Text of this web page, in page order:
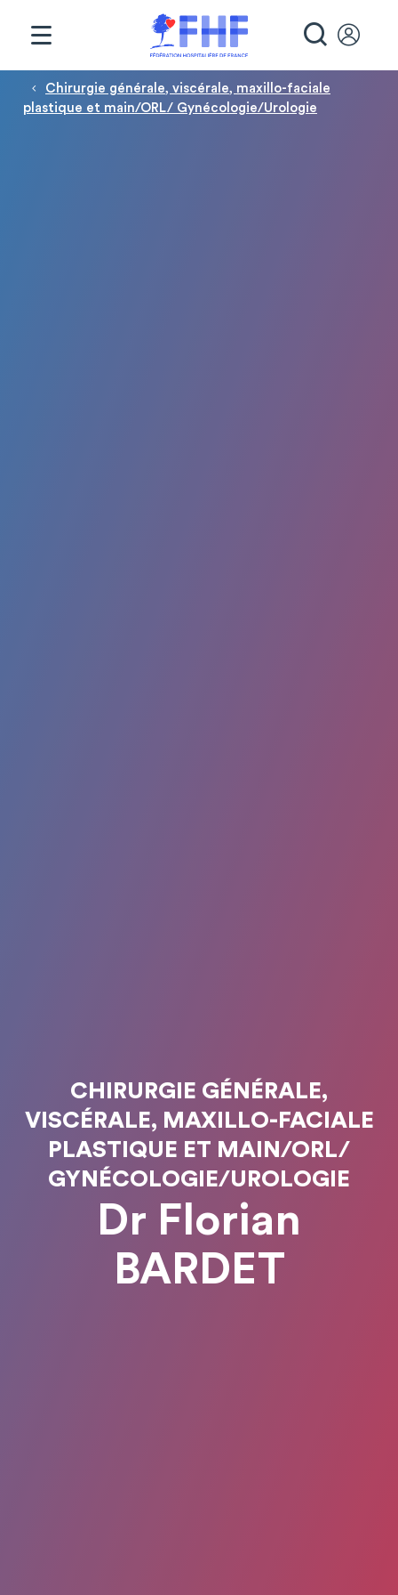
Fil d'Ariane
Chirurgie générale, viscérale, maxillo-faciale
plastique et main/ORL/ Gynécologie/Urologie
CHIRURGIE GÉNÉRALE,
VISCÉRALE, MAXILLO-FACIALE
PLASTIQUE ET MAIN/ORL/
GYNÉCOLOGIE/UROLOGIE
Dr Florian
BARDET
Panneau de gestion des cookies